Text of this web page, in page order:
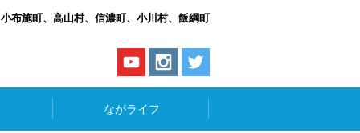
布施町、高山村、信濃町、小川村、飯綱町
ながライフ